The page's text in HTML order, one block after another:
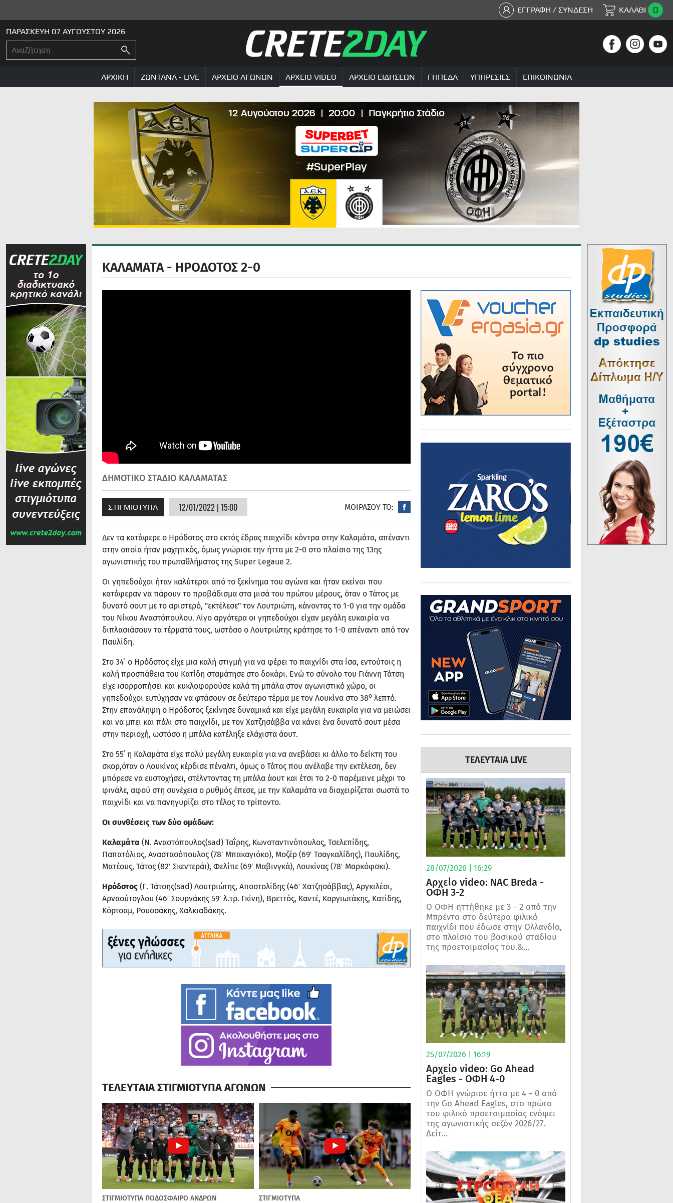
ΕΓΓΡΑΦΗ / ΣΥΝΔΕΣΗ ΚΑΛΑΘΙ 0
ΠΑΡΑΣΚΕΥΗ 07 ΑΥΓΟΥΣΤΟΥ 2026
ΑΡΧΙΚΗ ΖΩΝΤΑΝΑ - LIVE ΑΡΧΕΙΟ ΑΓΩΝΩΝ ΑΡΧΕΙΟ VIDEO ΑΡΧΕΙΟ ΕΙΔΗΣΕΩΝ ΓΗΠΕΔΑ ΥΠΗΡΕΣΙΕΣ ΕΠΙΚΟΙΝΩΝΙΑ
ΚΑΛΑΜΑΤΑ - ΗΡΟΔΟΤΟΣ 2-0
ΔΗΜΟΤΙΚΟ ΣΤΑΔΙΟ ΚΑΛΑΜΑΤΑΣ
ΣΤΙΓΜΙΟΤΥΠΑ 12/01/2022 | 15:00 ΜΟΙΡΑΣΟΥ ΤΟ:
Δεν τα κατάφερε ο Ηρόδοτος στο εκτός έδρας παιχνίδι κόντρα στην Καλαμάτα, απέναντι
στην οποία ήταν μαχητικός, όμως γνώρισε την ήττα με 2-0 στο πλαίσιο της 13ης
αγωνιστικής του πρωταθλήματος της Super Legaue 2.
Οι γηπεδούχοι ήταν καλύτεροι από το ξεκίνημα του αγώνα και ήταν εκείνοι που
κατάφεραν να πάρουν το προβάδισμα στα μισά του πρώτου μέρους, όταν ο Τάτος με
δυνατό σουτ με το αριστερό, "εκτέλεσε" τον Λουτριώτη, κάνοντας το 1-0 για την ομάδα
του Νίκου Αναστόπουλου. Λίγο αργότερα οι γηπεδούχοι είχαν μεγάλη ευκαιρία να
διπλασιάσουν τα τέρματά τους, ωστόσο ο Λουτριώτης κράτησε το 1-0 απέναντι από τον
Παυλίδη.
Στο 34΄ ο Ηρόδοτος είχε μια καλή στιγμή για να φέρει το παιχνίδι στα ίσα, εντούτοις η
καλή προσπάθεια του Κατίδη σταμάτησε στο δοκάρι. Ενώ το σύνολο του Γιάννη Τάτση
είχε ισορροπήσει και κυκλοφορούσε καλά τη μπάλα στον αγωνιστικό χώρο, οι
γηπεδούχοι ευτύχησαν να φτάσουν σε δεύτερο τέρμα με τον Λουκίνα στο 38ο λεπτό.
Στην επανάληψη ο Ηρόδοτος ξεκίνησε δυναμικά και είχε μεγάλη ευκαιρία για να μειώσει
και να μπει και πάλι στο παιχνίδι, με τον Χατζησάββα να κάνει ένα δυνατό σουτ μέσα
στην περιοχή, ωστόσο η μπάλα κατέληξε ελάχιστα άουτ.
Στο 55΄ η Καλαμάτα είχε πολύ μεγάλη ευκαιρία για να ανεβάσει κι άλλο το δείκτη του
σκορ,όταν ο Λουκίνας κέρδισε πέναλτι, όμως ο Τάτος που ανέλαβε την εκτέλεση, δεν
μπόρεσε να ευστοχήσει, στέλντοντας τη μπάλα άουτ και έτσι το 2-0 παρέμεινε μέχρι το
φινάλε, αφού στη συνέχεια ο ρυθμός έπεσε, με την Καλαμάτα να διαχειρίζεται σωστά το
παιχνίδι και να πανηγυρίζει στο τέλος το τρίποντο.
Οι συνθέσεις των δύο ομάδων:
Καλαμάτα (Ν. Αναστόπουλος(sad) Ταΐρης, Κωνσταντινόπουλος, Τσελεπίδης,
Παπατόλιος, Αναστασόπουλος (78′ Μπακαγιόκο), Μoζέρ (69′ Τσαγκαλίδης), Παυλίδης,
Ματέους, Τάτος (82′ Σκεντεράι), Φελίπε (69′ Μαβινγκά), Λουκίνας (78′ Μαρκόφσκι).
Ηρόδοτος (Γ. Τάτσης(sad) Λουτριώτης, Αποστολίδης (46′ Χατζησάββας), Αργκιλέσι,
Αρναούτογλου (46′ Σουρνάκης 59′ λ.τρ. Γκίνη), Βρεττός, Καντέ, Καργιωτάκης, Κατίδης,
Κόρτσαμ, Ρουσσάκης, Χαλκιαδάκης.
ΤΕΛΕΥΤΑΙΑ ΣΤΙΓΜΙΟΤΥΠΑ ΑΓΩΝΩΝ
ΣΤΙΓΜΙΟΤΥΠΑ ΠΟΔΌΣΦΑΙΡΟ ΑΝΔΡΏΝ ΣΤΙΓΜΙΟΤΥΠΑ
ΤΕΛΕΥΤΑΙΑ LIVE
28/07/2026 | 16:29
Αρχείο video: NAC Breda -
ΟΦΗ 3-2
Ο ΟΦΗ ηττήθηκε με 3 - 2 από την
Μπρέντα στο δεύτερο φιλικό
παιχνίδι που έδωσε στην Ολλανδία,
στο πλαίσιο του βασικού σταδίου
της προετοιμασίας του.&...
25/07/2026 | 16:19
Αρχείο video: Go Ahead
Eagles - ΟΦΗ 4-0
Ο ΟΦΗ γνώρισε ήττα με 4 - 0 από
την Go Ahead Eagles, στο πρώτο
του φιλικό προετοιμασίας ενόψει
της αγωνιστικής σεζόν 2026/27.
Δείτ...